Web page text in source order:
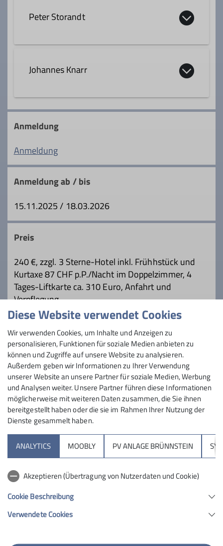
Peter Storandt
Qualifikationen
Ämter
Johannes Knarr
2.vorsitzender@dav-rosenheim.de
Qualifikationen
DAV Freeride Guide
Vorstand Tourenleiter
Details
Anmeldung
Anmeldung
Anmeldung ab / bis
15.11.2025 / 18.03.2026
Preis
240 €, zzgl. 3 Sterne-Hotel inkl. Frühhstück und
Kurtaxe 87 CHF p.P./Nacht im Doppelzimmer, 4
Tages-Liftkarte ca. 310 Euro, Anfahrt und
Verpflegung
Maximale Teilnehmeranzahl
10
Sektion
Hochrieshütte
Sektion Rosenheim des Deutschen Alpenvereins e.V.
Diese Website verwendet Cookies
Wir verwenden Cookies, um Inhalte und Anzeigen zu
personalisieren, Funktionen für soziale Medien anbieten zu
können und Zugriffe auf unsere Website zu analysieren.
Außerdem geben wir Informationen zu Ihrer Verwendung
unserer Website an unsere Partner für soziale Medien, Werbung
und Analysen weiter. Unsere Partner führen diese Informationen
möglicherweise mit weiteren Daten zusammen, die Sie ihnen
bereitgestellt haben oder die sie im Rahmen Ihrer Nutzung der
Dienste gesammelt haben.
ANALYTICS MOOBLY PV ANLAGE BRÜNNSTEIN
Akzeptieren (Übertragung von Nutzerdaten und Cookie)
Cookie Beschreibung
Verwendete Cookies